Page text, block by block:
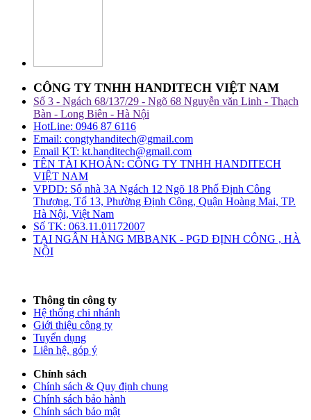
CÔNG TY TNHH HANDITECH VIỆT NAM
Số 3 - Ngách 68/137/29 - Ngõ 68 Nguyễn văn Linh - Thạch
Bàn - Long Biên - Hà Nội
HotLine: 0946 87 6116
Email: congtyhanditech@gmail.com
Email KT: kt.handitech@gmail.com
TÊN TÀI KHOẢN: CÔNG TY TNHH HANDITECH
VIỆT NAM
VPDD: Số nhà 3A Ngách 12 Ngõ 18 Phố Định Công
Thượng, Tổ 13, Phường Định Công, Quận Hoàng Mai, TP.
Hà Nội, Việt Nam
Số TK: 063.11.01172007
TẠI NGÂN HÀNG MBBANK - PGD ĐỊNH CÔNG , HÀ
NỘI
Thông tin công ty
Hệ thống chi nhánh
Giới thiệu công ty
Tuyển dụng
Liên hệ, góp ý
Chính sách
Chính sách & Quy định chung
Chính sách bảo hành
Chính sách bảo mật